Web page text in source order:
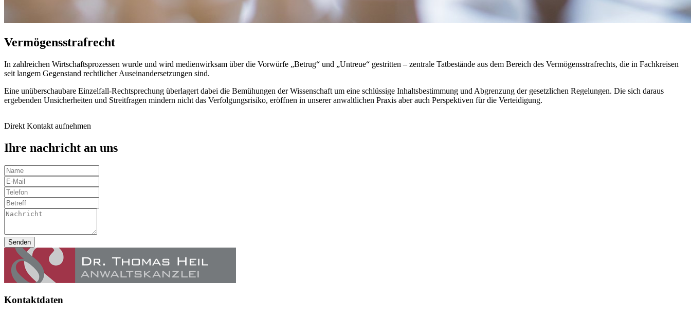
Vermögensstrafrecht
In zahlreichen Wirtschaftsprozessen wurde und wird medienwirksam über die Vorwürfe „Betrug“ und „Untreue“ gestritten – zentrale Tatbestände aus dem Bereich des Vermögensstrafrechts, die in Fachkreisen
seit langem Gegenstand rechtlicher Auseinandersetzungen sind.
Eine unüberschaubare Einzelfall-Rechtsprechung überlagert dabei die Bemühungen der Wissenschaft um eine schlüssige Inhaltsbestimmung und Abgrenzung der gesetzlichen Regelungen. Die sich daraus
ergebenden Unsicherheiten und Streitfragen mindern nicht das Verfolgungsrisiko, eröffnen in unserer anwaltlichen Praxis aber auch Perspektiven für die Verteidigung.
Direkt Kontakt aufnehmen
Ihre nachricht an uns
Senden
Kontaktdaten